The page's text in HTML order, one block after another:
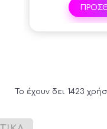
Το έχουν δει 1423